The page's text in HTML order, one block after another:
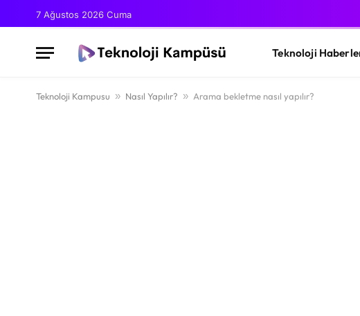
7 Ağustos 2026 Cuma
Teknoloji
Teknoloji Kampusu » Nasıl Yapılır? » Arama bekletme nasıl yapılır?